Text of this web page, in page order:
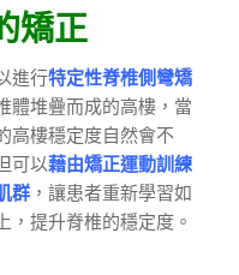
矯正
進行特定性脊椎側彎矯
體堆疊而成的高樓，當
高樓穩定度自然會不
可以藉由矯正運動訓練
群，讓患者重新學習如
，提升脊椎的穩定度。